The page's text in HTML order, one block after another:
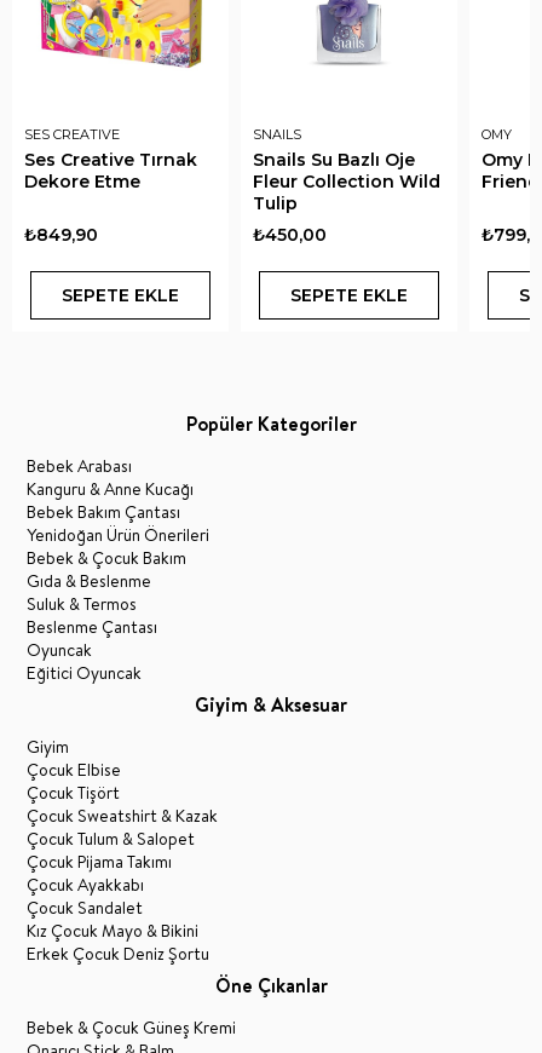
SES CREATIVE
Ses Creative Tırnak
Dekore Etme
₺849,90
SEPETE EKLE
SNAILS
Snails Su Bazlı Oje
Fleur Collection Wild
Tulip
₺450,00
SEPETE EKLE
OMY
Omy
Popüler Kategoriler
Bebek Arabası
Kanguru & Anne Kucağı
Bebek Bakım Çantası
Yenidoğan Ürün Önerileri
Bebek & Çocuk Bakım
Gıda & Beslenme
Suluk & Termos
Beslenme Çantası
Oyuncak
Eğitici Oyuncak
Giyim & Aksesuar
Giyim
Çocuk Elbise
Çocuk Tişört
Çocuk Sweatshirt & Kazak
Çocuk Tulum & Salopet
Çocuk Pijama Takımı
Çocuk Ayakkabı
Çocuk Sandalet
Kız Çocuk Mayo & Bikini
Erkek Çocuk Deniz Şortu
Öne Çıkanlar
Bebek & Çocuk Güneş Kremi